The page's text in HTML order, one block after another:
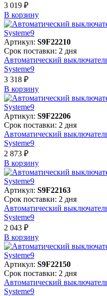
3 019 ₽
В корзинy
Артикул: S9F22210
Срок поставки: 2 дня
Автоматический
Systeme9
3 318 ₽
В корзинy
Артикул: S9F22206
Срок поставки: 2 дня
Автоматический
Systeme9
2 873 ₽
В корзинy
Артикул: S9F22163
Срок поставки: 2 дня
Автоматический
Systeme9
2 043 ₽
В корзинy
Артикул: S9F22150
Срок поставки: 2 дня
Автоматический
Systeme9